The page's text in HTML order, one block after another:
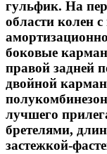
гульфик. На
области колен
боковые
правой задней
двойной
лучшего
бретелями,
застежкой-